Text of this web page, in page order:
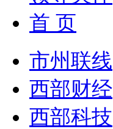
首 页
市州联线
西部财经
西部科技